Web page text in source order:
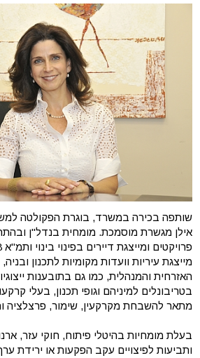
שותפה בכירה במשרד, בוגרת הפקולטה
אילן מגשרת מוסמכת. מומחית בנדל"ן
מייצגת עיריות וועדות מקומיות לתכנון
האזרחית והמנהלית, כמו גם בתובענות
בטריבונלים למיניהם וגופי תכנון, בעלי
מתאר להשבחת מקרקעין, שימור, פרצלציה
בעלת מומחיות בהיטלי פיתוח, חוקי עזר,